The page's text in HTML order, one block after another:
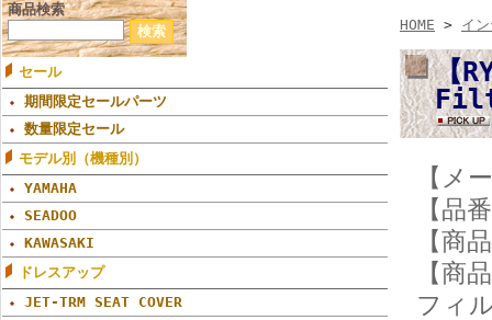
商品検索
セール
期間限定セールパーツ
数量限定セール
モデル別（機種別）
YAMAHA
SEADOO
KAWASAKI
ドレスアップ
JET-TRM SEAT COVER
HOME > イ
【
【メ
【品
【商
【商
フィ